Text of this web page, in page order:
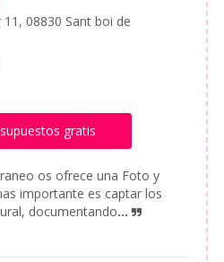
08830 Sant boi de
gratis
os ofrece una Foto y
importante es captar los
documentando...